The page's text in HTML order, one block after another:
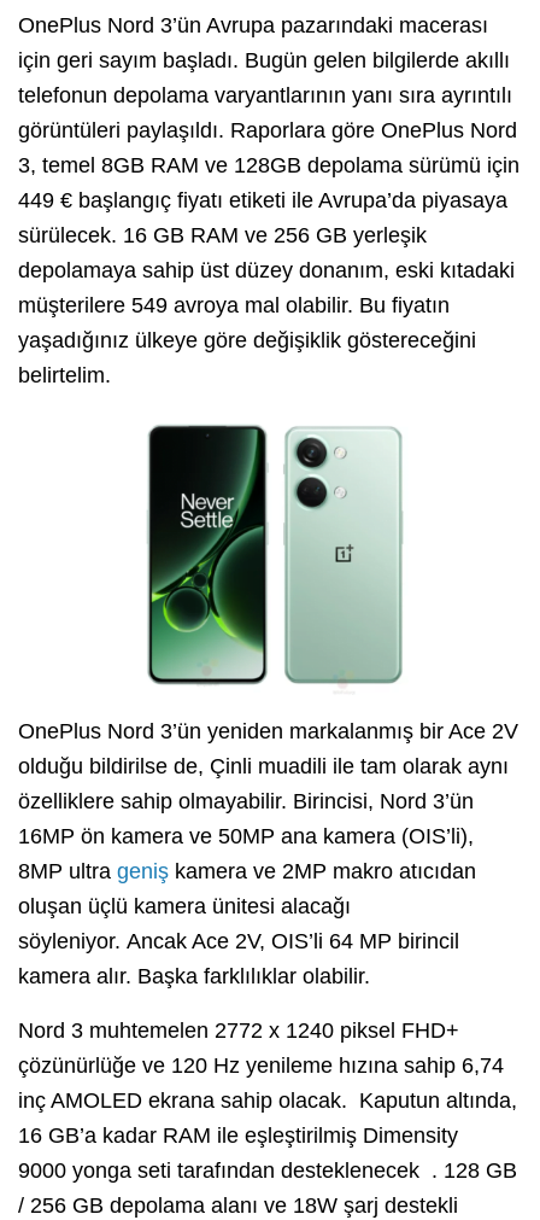
OnePlus Nord 3’ün Avrupa pazarındaki macerası
için geri sayım başladı. Bugün gelen bilgilerde akıllı
telefonun depolama varyantlarının yanı sıra ayrıntılı
görüntüleri paylaşıldı. Raporlara göre OnePlus Nord
3, temel 8GB RAM ve 128GB depolama sürümü için
449 € başlangıç ​​fiyatı etiketi ile Avrupa’da piyasaya
sürülecek. 16 GB RAM ve 256 GB yerleşik
depolamaya sahip üst düzey donanım, eski kıtadaki
müşterilere 549 avroya mal olabilir. Bu fiyatın
yaşadığınız ülkeye göre değişiklik göstereceğini
belirtelim.
OnePlus Nord 3’ün yeniden markalanmış bir Ace 2V
olduğu bildirilse de, Çinli muadili ile tam olarak aynı
özelliklere sahip olmayabilir. Birincisi, Nord 3’ün
16MP ön kamera ve 50MP ana kamera (OIS’li),
8MP ultra geniş kamera ve 2MP makro atıcıdan
oluşan üçlü kamera ünitesi alacağı
söyleniyor. Ancak Ace 2V, OIS’li 64 MP birincil
kamera alır. Başka farklılıklar olabilir.
Nord 3 muhtemelen 2772 x 1240 piksel FHD+
çözünürlüğe ve 120 Hz yenileme hızına sahip 6,74
inç AMOLED ekrana sahip olacak. Kaputun altında,
16 GB’a kadar RAM ile eşleştirilmiş Dimensity
9000 yonga seti tarafından desteklenecek . 128 GB
/ 256 GB depolama alanı ve 18W şarj destekli